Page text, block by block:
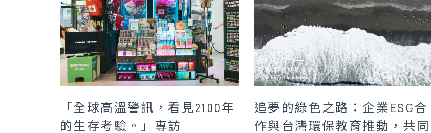
「全球高溫警訊，看見2100年
的生存考驗。」專訪
追夢的綠色之路：企業ESG合
作與台灣環保教育推動，共同